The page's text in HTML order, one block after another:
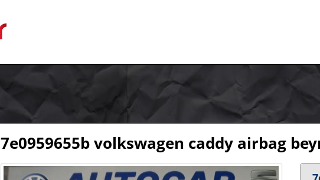
7e0959655b volkswagen caddy airbag